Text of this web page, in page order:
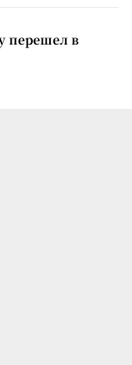
перешел в